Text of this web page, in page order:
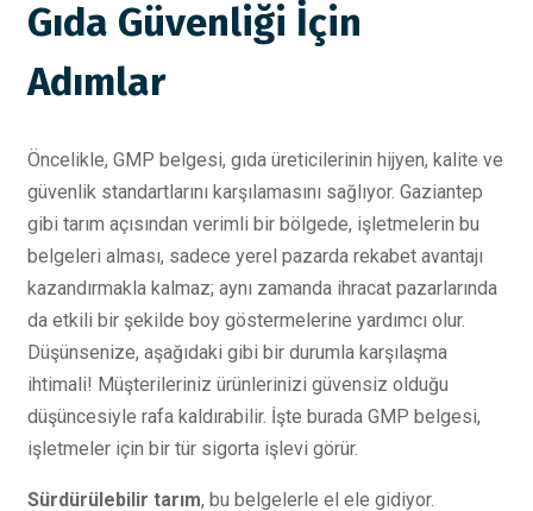
Gıda Güvenliği İçin
Adımlar
Öncelikle, GMP belgesi, gıda üreticilerinin hijyen, kalite ve
güvenlik standartlarını karşılamasını sağlıyor. Gaziantep
gibi tarım açısından verimli bir bölgede, işletmelerin bu
belgeleri alması, sadece yerel pazarda rekabet avantajı
kazandırmakla kalmaz; aynı zamanda ihracat pazarlarında
da etkili bir şekilde boy göstermelerine yardımcı olur.
Düşünsenize, aşağıdaki gibi bir durumla karşılaşma
ihtimali! Müşterileriniz ürünlerinizi güvensiz olduğu
düşüncesiyle rafa kaldırabilir. İşte burada GMP belgesi,
işletmeler için bir tür sigorta işlevi görür.
Sürdürülebilir tarım, bu belgelerle el ele gidiyor.